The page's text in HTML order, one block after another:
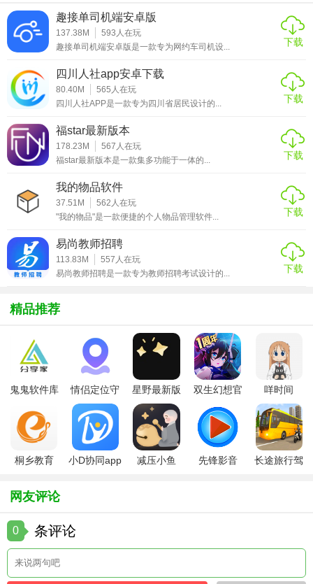
牧运通2026版软件功能
1. 养殖管理：提供养殖场基本信息管理、养殖计划制定、饲
管理。
2. 疫病防控：集成疫病预警系统，实时监测养殖场疫病情
况，提供疫病防控建议和应急处理方案，降低疫病风险。
3. 市场行情分析：收集并分析国内外畜牧业市场行情数据，
策。
4. 供应链协同：连接养殖户、饲料供应商、屠宰加工企业等
供应链各环节，实现信息共享和协同作业，提高供应链效
率。
牧运通2026版软件内容
1. 养殖数据管理：包括养殖场基本信息、养殖品种、养殖数
2. 疫病监测与报告：记录养殖场疫病发生情况，生成疫病报
告，为疫病防控提供数据支持。
3. 市场行情资讯：提供国内外畜牧业市场动态、价格信息、
政策法规等资讯内容。
4. 供应链信息对接：展示饲料供应商、屠宰加工企业等供应
链合作伙伴的信息，促进供需对接。
等专业知识，供养殖户学习参考。
牧运通2026版软件玩法
1. 个性化定制：用户可根据自身养殖规模和需求，定制软件
功能模块，实现个性化使用体验。
趣接单司机端安卓版
137.38M 593 人在玩
趣接单司机端安卓版是一款专为网约车司机设...
下载
四川人社app安卓下载
80.40M 565 人在玩
四川人社APP是一款专为四川省居民设计的...
下载
福star最新版本
178.23M 567 人在玩
福star最新版本是一款集多功能于一体的...
下载
我的物品软件
37.51M 562 人在玩
"我的物品"是一款便捷的个人物品管理软件...
下载
易尚教师招聘
113.83M 557 人在玩
易尚教师招聘是一款专为教师招聘考试设计的...
下载
精品推荐
鬼鬼软件库
情侣定位守
护软件
星野最新版
双生幻想官
咩时间
桐乡教育
小D协同app
减压小鱼
先锋影音
长途旅行驾
网友评论
0 条评论